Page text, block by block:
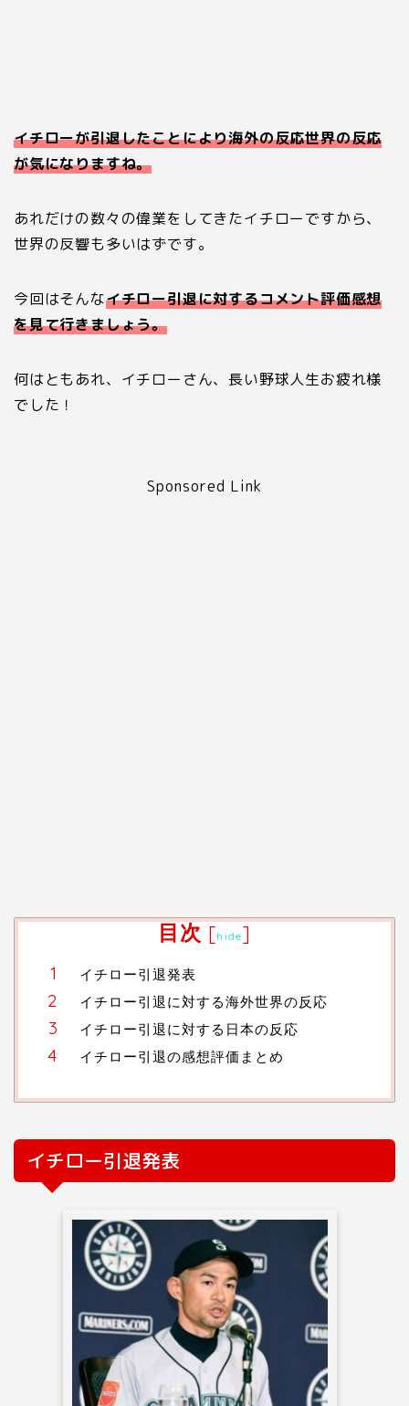
イチローが引退したことにより海外の反応世界の反応
が気になりますね。
あれだけの数々の偉業をしてきたイチローですから、
世界の反響も多いはずです。
今回はそんなイチロー引退に対するコメント評価感想
を見て行きましょう。
何はともあれ、イチローさん、長い野球人生お疲れ様
でした！
Sponsored Link
目次 [hide]
イチロー引退発表
イチロー引退に対する海外世界の反応
イチロー引退に対する日本の反応
イチロー引退の感想評価まとめ
イチロー引退発表